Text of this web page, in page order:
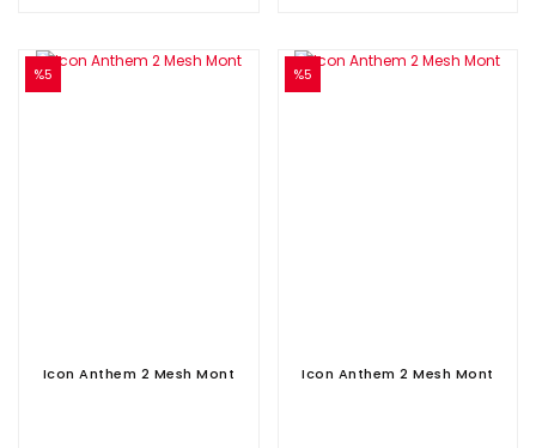
%5
Icon Anthem 2 Mesh Mont
%5
Icon Anthem 2 Mesh Mont